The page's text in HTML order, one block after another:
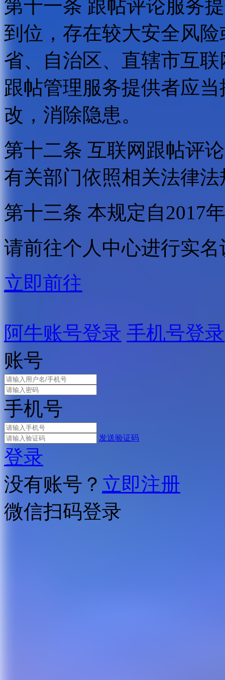
第十一条 跟帖评论服务
到位，存在较大安全风
省、自治区、直辖市互
跟帖管理服务提供者应
改，消除隐患。
第十二条 互联网跟帖评
有关部门依照相关法律
第十三条 本规定自2017
请前往个人中心进行实名
立即前往
阿牛账号登录 手机号登录
账号
手机号
发送验证码
登录
没有账号？ 立即注册
微信扫码登录